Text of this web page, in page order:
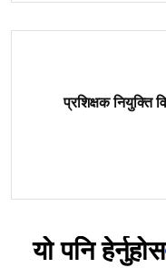
प्रशिक्षक नियुक्ति
यो पनि हेर्नुहोस